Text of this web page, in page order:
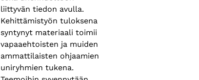
liittyvän tiedon avulla.
Kehittämistyön tuloksena
syntynyt materiaali toimii
vapaaehtoisten ja muiden
ammattilaisten ohjaamien
uniryhmien tukena.